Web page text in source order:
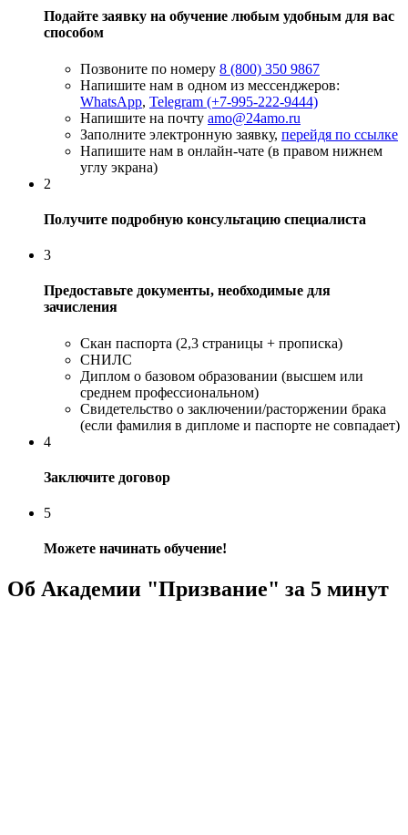
Подайте заявку на обучение любым удобным для вас
способом
Позвоните по номеру 8 (800) 350 9867
Напишите нам в одном из мессенджеров:
WhatsApp, Telegram (+7-995-222-9444)
Напишите на почту amo@24amo.ru
Заполните электронную заявку, перейдя по ссылке
Напишите нам в онлайн-чате (в правом нижнем
углу экрана)
2
Получите подробную консультацию специалиста
3
Предоставьте документы, необходимые для
зачисления
Скан паспорта (2,3 страницы + прописка)
СНИЛС
Диплом о базовом образовании (высшем или
среднем профессиональном)
Свидетельство о заключении/расторжении брака
(если фамилия в дипломе и паспорте не совпадает)
4
Заключите договор
5
Можете начинать обучение!
Об Академии "Призвание" за 5 минут